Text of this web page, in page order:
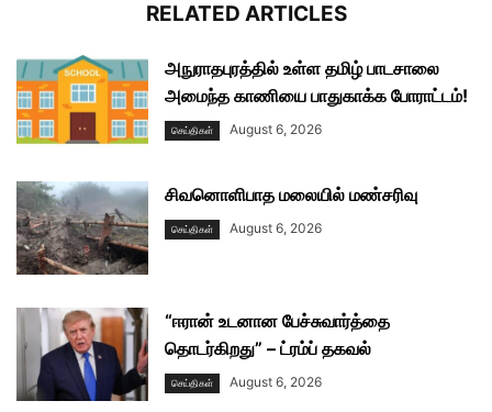
RELATED ARTICLES
அநுராதபுரத்தில் உள்ள தமிழ் பாடசாலை
அமைந்த காணியை பாதுகாக்க போராட்டம்!
செய்திகள் August 6, 2026
சிவனொளிபாத மலையில் மண்சரிவு
செய்திகள் August 6, 2026
“ஈரான் உடனான பேச்சுவார்த்தை
தொடர்கிறது” – ட்ரம்ப் தகவல்
செய்திகள் August 6, 2026